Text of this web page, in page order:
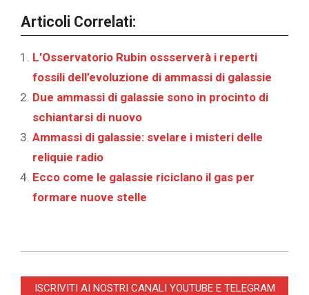
Articoli Correlati:
L’Osservatorio Rubin ossserverà i reperti
fossili dell’evoluzione di ammassi di galassie
Due ammassi di galassie sono in procinto di
schiantarsi di nuovo
Ammassi di galassie: svelare i misteri delle
reliquie radio
Ecco come le galassie riciclano il gas per
formare nuove stelle
01-
ISCRIVITI AI NOSTRI CANALI YOUTUBE E TELEGRAM